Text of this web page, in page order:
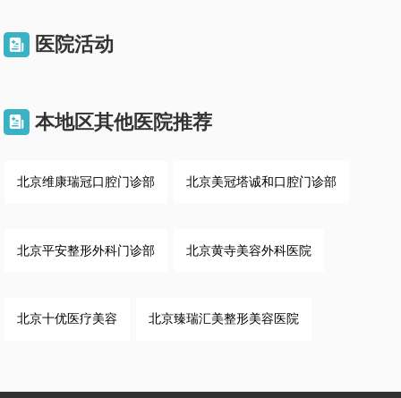
 医院活动
 本地区其他医院推荐
北京维康瑞冠口腔门诊部 北京美冠塔诚和口腔门诊部
北京平安整形外科门诊部 北京黄寺美容外科医院
北京十优医疗美容 北京臻瑞汇美整形美容医院